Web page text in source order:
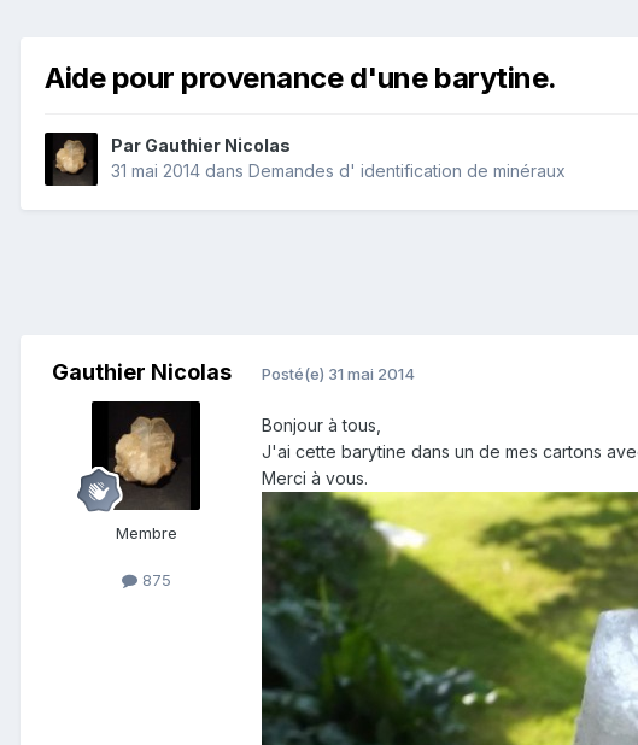
Aide pour provenance d'une barytine.
Par Gauthier Nicolas
31 mai 2014 dans Demandes d' identification de minéraux
Gauthier Nicolas
Membre
875
Posté(e) 31 mai 2014
Bonjour à tous,
J'ai cette barytine dans un de mes cartons
Merci à vous.